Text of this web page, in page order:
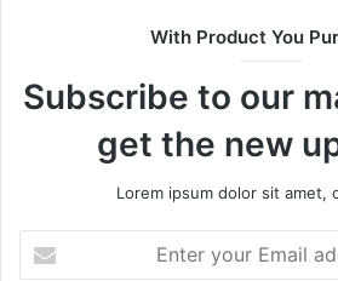
With Product You
Subscribe to our
get the new
Lorem ipsum dolor sit amet,
your